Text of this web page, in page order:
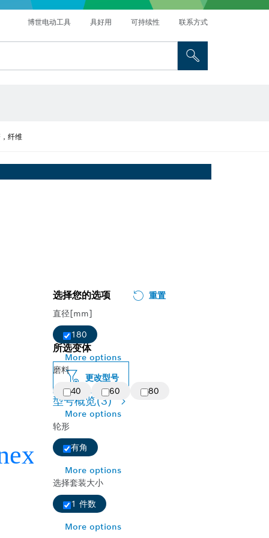
博世电动工具 具好用 可持续性 联系方式
纤维
选择您的选项
重置
直径[mm]
180
More options
磨料
40
60 80
More options
轮形
有角
More options
选择套装大小
1 件数
More options
所选变体
更改型号
型号概览(3)